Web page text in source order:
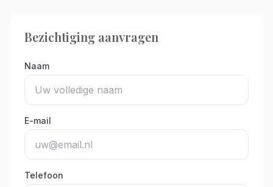
Bezichtiging aanvragen
Naam
E-mail
Telefoon